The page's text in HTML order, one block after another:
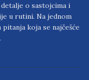
o sastojcima i
u rutini. Na jednom
koja se najčešće